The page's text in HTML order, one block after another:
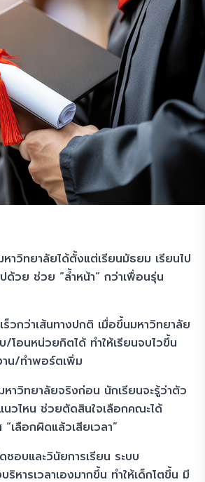
หาวิทยาลัยได้ตั้งแต่เรียนมัธยม เรียนไป
ด้วย ช่วย “ล้ำหน้า” กว่าเพื่อนรุ่น
ร็วกว่าเส้นทางปกติ เมื่อขึ้นมหาวิทยาลัย
/โอนหน่วยกิตได้ ทำให้เรียนจบไวขึ้น
าน/ทำพอร์ตเพิ่ม
หาวิทยาลัยจริงก่อน นักเรียนจะรู้ว่าตัว
วไหน ช่วยตัดสินใจเลือกคณะได้
เลือกผิดแล้วเสียเวลา”
อบและวินัยการเรียน ระบบ
หารเวลาเองมากขึ้น ทำให้เด็กโตขึ้น มี